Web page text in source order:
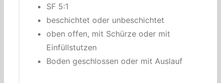
SF 5:1
beschichtet oder unbeschichtet
oben offen, mit Schürze oder mit
Einfüllstutzen
Boden geschlossen oder mit Auslauf